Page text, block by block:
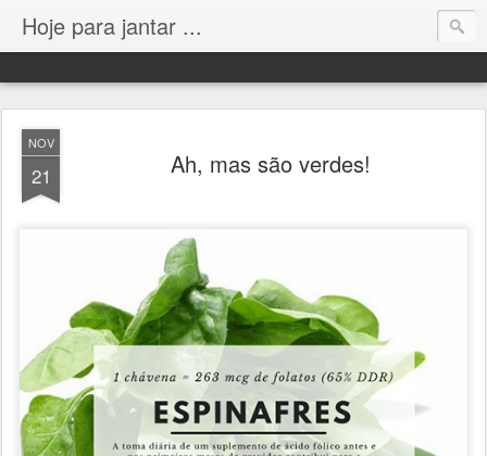
Hoje para jantar ...
NOV
21 Ah, mas são verdes!